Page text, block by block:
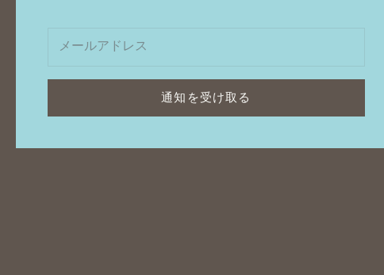
通知を受け取る